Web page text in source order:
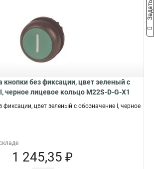
кнопки без фиксации, цвет зеленый с
черное лицевое кольцо M22S-D-G-X1
фиксации, цвет зеленый с обозначение I, черное
1 245,35 ₽